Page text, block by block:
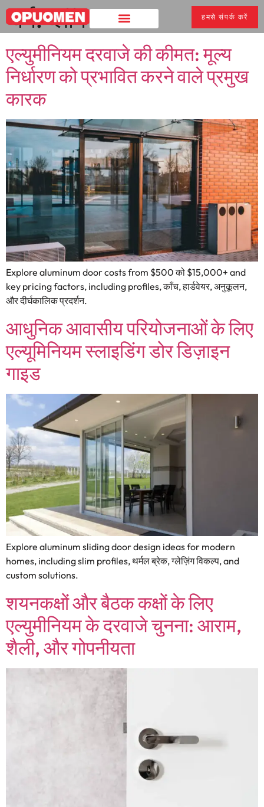
हमसे संपर्क करें
वर्ग:ब्लॉग
एल्युमीनियम दरवाजे की कीमत: मूल्य
निर्धारण को प्रभावित करने वाले प्रमुख
कारक
Explore aluminum door costs from $500 को $15,000+ and
key pricing factors, including profiles, काँच, हार्डवेयर, अनुकूलन,
और दीर्घकालिक प्रदर्शन.
आधुनिक आवासीय परियोजनाओं के लिए
एल्यूमिनियम स्लाइडिंग डोर डिज़ाइन
गाइड
Explore aluminum sliding door design ideas for modern
homes, including slim profiles, थर्मल ब्रेक, ग्लेज़िंग विकल्प,and
custom solutions.
शयनकक्षों और बैठक कक्षों के लिए
एल्युमीनियम के दरवाजे चुनना: आराम,
शैली, और गोपनीयता